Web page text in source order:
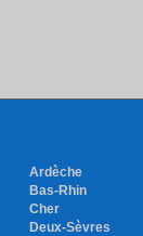
Ardèche
Bas-Rhin
Cher
Deux-Sèvres